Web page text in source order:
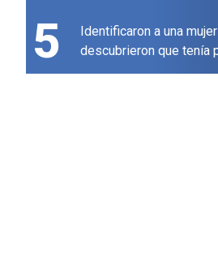
5
Identificaron a una
descubrieron que tenía